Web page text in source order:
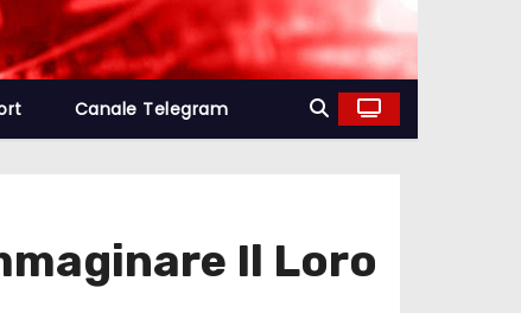
Canale Telegram
Il Loro